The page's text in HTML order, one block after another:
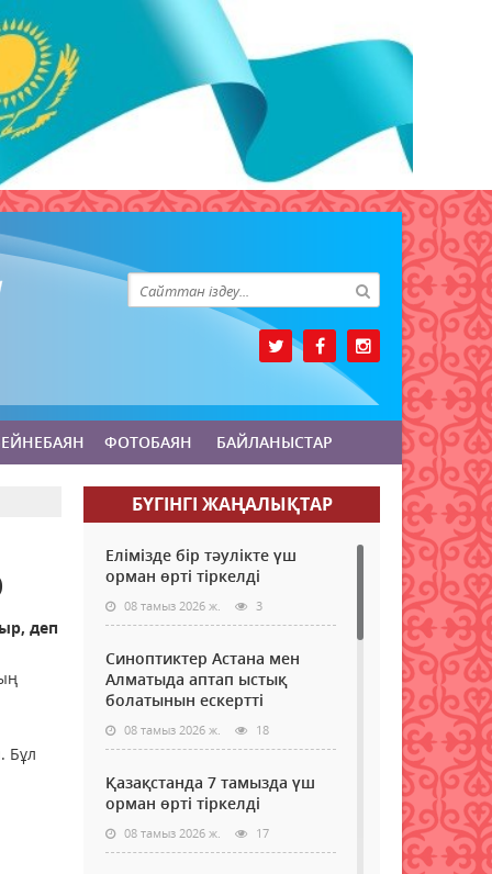
ФОТОБАЯН БАЙЛАНЫСТАР
деп
Бұл
БҮГІНГI ЖАҢАЛЫҚТАР
Елімізде бір тәулікте үш
орман өрті тіркелді
08 тамыз 2026 ж. 3
Синоптиктер Астана мен
Алматыда аптап ыстық
болатынын ескертті
08 тамыз 2026 ж. 18
Қазақстанда 7 тамызда үш
орман өрті тіркелді
08 тамыз 2026 ж. 17